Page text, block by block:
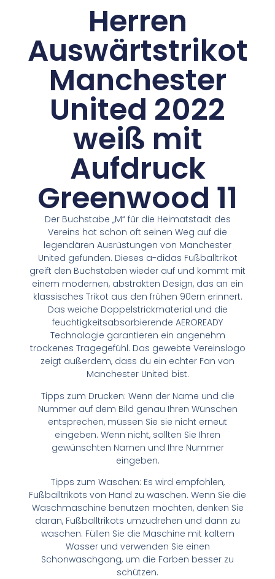
Herren
Auswärtstrikot
Manchester
United 2022
weiß mit
Aufdruck
Greenwood 11
Der Buchstabe „M“ für die Heimatstadt des
Vereins hat schon oft seinen Weg auf die
legendären Ausrüstungen von Manchester
United gefunden. Dieses a-didas Fußballtrikot
greift den Buchstaben wieder auf und kommt mit
einem modernen, abstrakten Design, das an ein
klassisches Trikot aus den frühen 90ern erinnert.
Das weiche Doppelstrickmaterial und die
feuchtigkeitsabsorbierende AEROREADY
Technologie garantieren ein angenehm
trockenes Tragegefühl. Das gewebte Vereinslogo
zeigt außerdem, dass du ein echter Fan von
Manchester United bist.
Tipps zum Drucken: Wenn der Name und die
Nummer auf dem Bild genau Ihren Wünschen
entsprechen, müssen Sie sie nicht erneut
eingeben. Wenn nicht, sollten Sie Ihren
gewünschten Namen und Ihre Nummer
eingeben.
Tipps zum Waschen: Es wird empfohlen,
Fußballtrikots von Hand zu waschen. Wenn Sie die
Waschmaschine benutzen möchten, denken Sie
daran, Fußballtrikots umzudrehen und dann zu
waschen. Füllen Sie die Maschine mit kaltem
Wasser und verwenden Sie einen
Schonwaschgang, um die Farben besser zu
schützen.